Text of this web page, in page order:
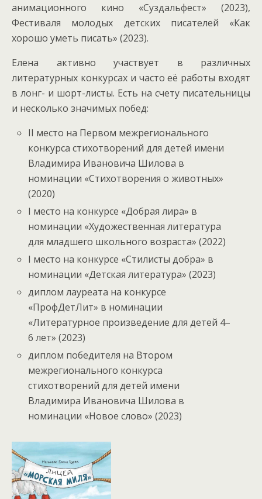
анимационного кино «Суздальфест» (2023),
Фестиваля молодых детских писателей «Как
хорошо уметь писать» (2023).
Елена активно участвует в различных
литературных конкурсах и часто её работы входят
в лонг- и шорт-листы. Есть на счету писательницы
и несколько значимых побед:
II место на Первом межрегионального
конкурса стихотворений для детей имени
Владимира Ивановича Шилова в
номинации «Стихотворения о животных»
(2020)
I место на конкурсе «Добрая лира» в
номинации «Художественная литература
для младшего школьного возраста» (2022)
I место на конкурсе «Стилисты добра» в
номинации «Детская литература» (2023)
диплом лауреата на конкурсе
«ПрофДетЛит» в номинации
«Литературное произведение для детей 4–
6 лет» (2023)
диплом победителя на Втором
межрегионального конкурса
стихотворений для детей имени
Владимира Ивановича Шилова в
номинации «Новое слово» (2023)